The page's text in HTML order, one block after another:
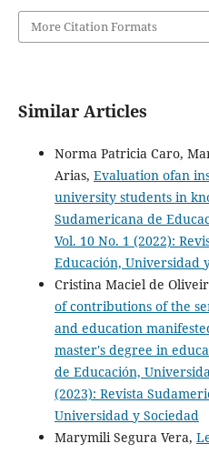
More Citation Formats
Similar Articles
Norma Patricia Caro,
Arias, Evaluation ofan
university students in
Sudamericana de
Vol. 10 No. 1 (2022):
Educación, Universidad
Cristina Maciel de
of contributions of the
and education
master's degree in
de Educación,
(2023): Revista
Universidad y Sociedad
Marymili Segura Vera,